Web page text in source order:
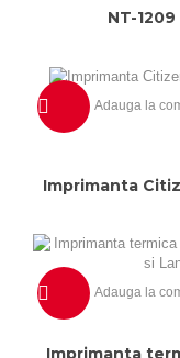
NT-
Adauga la
Imprimanta
Previzualizeaza
Adauga la
Imprimanta